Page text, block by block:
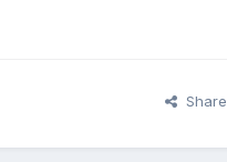
Share